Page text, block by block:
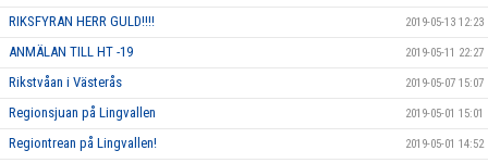
RIKSFYRAN HERR GULD!!!! 2019-05-13 12:23
ANMÄLAN TILL HT -19 2019-05-11 22:27
Rikstvåan i Västerås 2019-05-07 15:07
Regionsjuan på Lingvallen 2019-05-01 15:01
Regiontrean på Lingvallen! 2019-05-01 14:52